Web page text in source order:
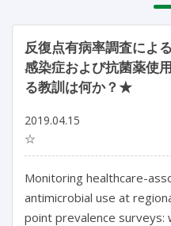
反復点有病率調査によ
感染症および抗菌薬使
る教訓は何か？★
2019.04.15
☆
Monitoring healthcare-
antimicrobial use at
point prevalence surveys: